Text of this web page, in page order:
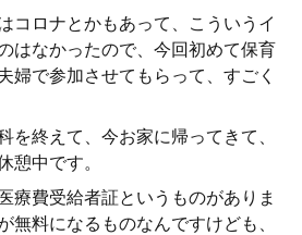
コロナとかもあって、こういうイ
はなかったので、今回初めて保育
婦で参加させてもらって、すごく
を終えて、今お家に帰ってきて、
憩中です。
療費受給者証というものがありま
無料になるものなんですけども、